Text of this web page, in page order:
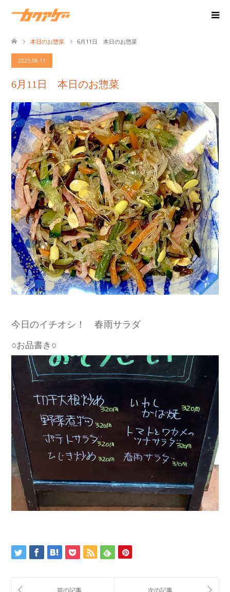
本日のお惣菜 6月11日 本日のお惣菜
2025.06.11
6月11日 本日のお惣菜
今日のイチオシ！ 春雨サラダ
○お品書き○